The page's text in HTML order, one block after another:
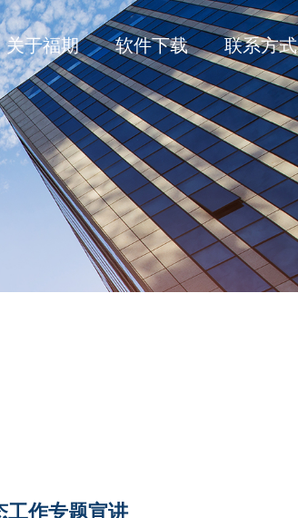
关于福期 软件下载 联系方式
工作专题宣讲